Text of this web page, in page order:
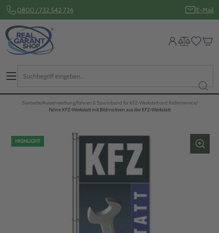
0800 / 732 542 726 E-Mail
Startseite Aussenwerbung Fahnen & Spannband für KFZ-Werkstatt und Reifenservice
Fahne KFZ-Werkstatt mit Bildmotiven aus der KFZ-Werkstatt
HIGHLIGHT